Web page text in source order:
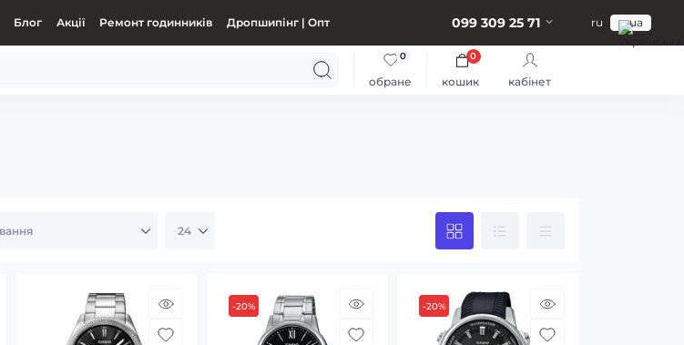
Блог Акції Ремонт годинників Дропшипінг | Опт 099 309 25 71 ru ua
обране
0
кошик
0
кабінет
-20% -20%